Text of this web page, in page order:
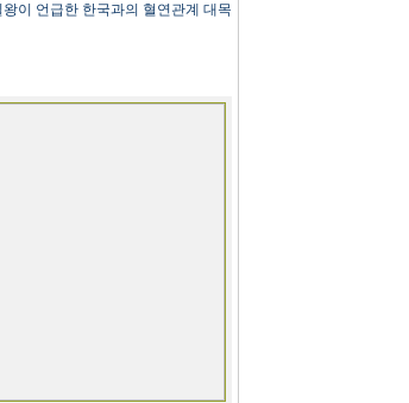
이 언급한 한국과의 혈연관계 대목